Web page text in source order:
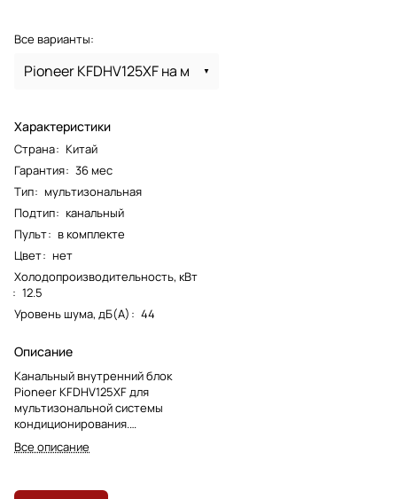
Все варианты:
Pioneer KFDHV125XF на м
Характеристики
Страна: Китай
Гарантия: 36 мес
Тип: мультизональная
Подтип: канальный
Пульт: в комплекте
Цвет: нет
Холодопроизводительность, кВт
: 12.5
Уровень шума, дБ(А) : 44
Описание
Канальный внутренний блок
Pioneer KFDHV125XF для
мультизональной системы
кондиционирования.
Предназначен для скрытого
монтажа и распределения
Все описание